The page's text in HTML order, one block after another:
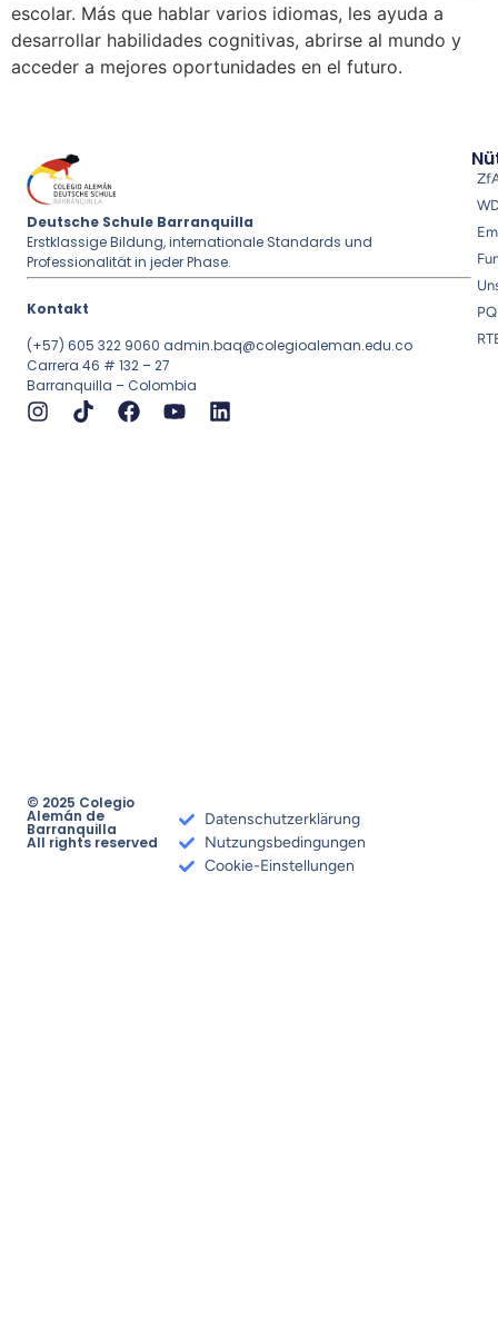
escolar. Más que hablar varios idiomas, les ayuda a
desarrollar habilidades cognitivas, abrirse al mundo y
acceder a mejores oportunidades en el futuro.
Deutsche Schule Barranquilla
Erstklassige Bildung, internationale Standards und
Professionalität in jeder Phase.
Kontakt
(+57) 605 322 9060 admin.baq@colegioaleman.edu.co
Carrera 46 # 132 – 27
Barranquilla – Colombia
© 2025 Colegio
Alemán de
Barranquilla
All rights reserved
Datenschutzerklärung
Nutzungsbedingungen
Cookie-Einstellungen